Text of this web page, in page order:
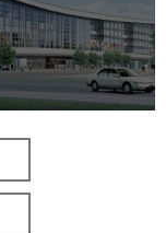
网站设计